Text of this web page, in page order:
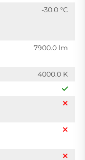
-30.0 °C
7900.0 lm
4000.0 K